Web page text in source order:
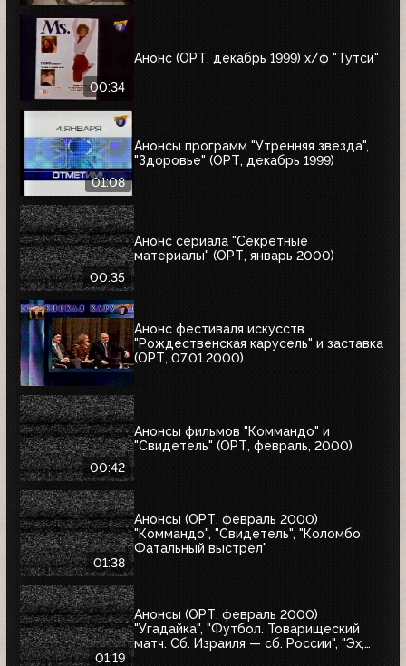
00:34
Анонс (ОРТ, декабрь 1999) х/ф "Тутси"
01:08
Анонсы программ "Утренняя звезда",
"Здоровье" (ОРТ, декабрь 1999)
00:35
Анонс сериала "Секретные
материалы" (ОРТ, январь 2000)
Анонс фестиваля искусств
"Рождественская карусель" и заставка
(ОРТ, 07.01.2000)
00:42
Анонсы фильмов "Коммандо" и
"Свидетель" (ОРТ, февраль, 2000)
01:38
Анонсы (ОРТ, февраль 2000)
"Коммандо", "Свидетель", "Коломбо:
Фатальный выстрел"
01:19
Анонсы (ОРТ, февраль 2000)
"Угадайка", "Футбол. Товарищеский
матч. Сб. Израиля — сб. России", "Эх,